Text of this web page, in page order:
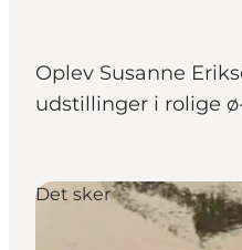
Book lokale
Oplev Susanne
udstillinger i rolige
Det sker